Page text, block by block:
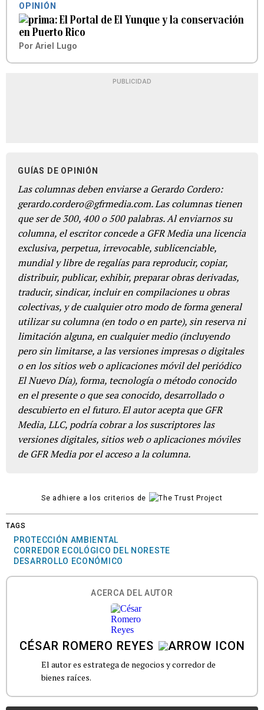
OPINIÓN
El Portal de El Yunque y la conservación
en Puerto Rico
Por Ariel Lugo
PUBLICIDAD
GUÍAS DE OPINIÓN
Las columnas deben enviarse a Gerardo Cordero:
gerardo.cordero@gfrmedia.com. Las columnas tienen
que ser de 300, 400 o 500 palabras. Al enviarnos su
columna, el escritor concede a GFR Media una licencia
exclusiva, perpetua, irrevocable, sublicenciable,
mundial y libre de regalías para reproducir, copiar,
distribuir, publicar, exhibir, preparar obras derivadas,
traducir, sindicar, incluir en compilaciones u obras
colectivas, y de cualquier otro modo de forma general
utilizar su columna (en todo o en parte), sin reserva ni
limitación alguna, en cualquier medio (incluyendo
pero sin limitarse, a las versiones impresas o digitales
o en los sitios web o aplicaciones móvil del periódico
El Nuevo Día), forma, tecnología o método conocido
en el presente o que sea conocido, desarrollado o
descubierto en el futuro. El autor acepta que GFR
Media, LLC, podría cobrar a los suscriptores las
versiones digitales, sitios web o aplicaciones móviles
de GFR Media por el acceso a la columna.
Se adhiere a los criterios de
TAGS
PROTECCIÓN AMBIENTAL
CORREDOR ECOLÓGICO DEL NORESTE
DESARROLLO ECONÓMICO
ACERCA DEL AUTOR
CÉSAR ROMERO REYES
El autor es estratega de negocios y corredor de
bienes raíces.